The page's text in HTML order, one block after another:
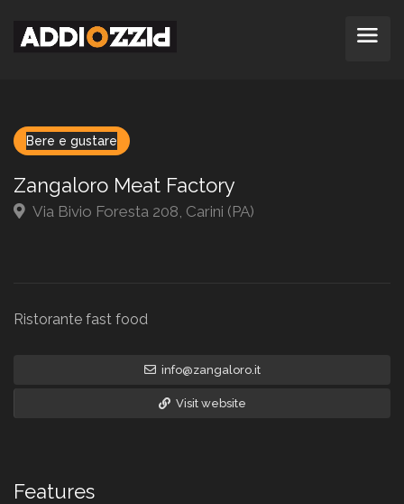
Bere e gustare
Zangaloro Meat Factory
Via Bivio Foresta 208, Carini (PA)
Ristorante fast food
info@zangaloro.it
Visit website
Features